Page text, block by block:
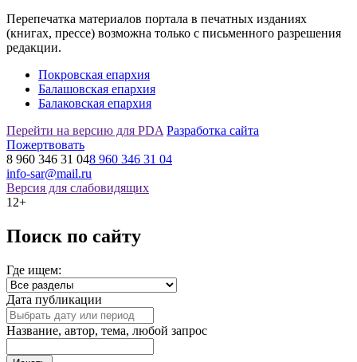
Перепечатка материалов портала в печатных изданиях
(книгах, прессе) возможна только с письменного разрешения
редакции.
Покровская епархия
Балашовская епархия
Балаковская епархия
Перейти на версию для PDA Разработка сайта
Пожертвовать
8 960 346 31 048 960 346 31 04
info-sar@mail.ru
Версия для слабовидящих
12+
Поиск по сайту
Где ищем:
Дата публикации
Название, автор, тема, любой запрос